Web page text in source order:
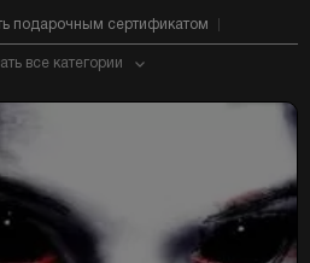
подарочным сертификатом
все категории